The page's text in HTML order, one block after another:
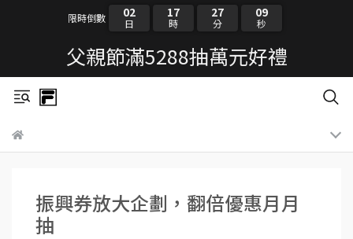
限時倒數 02
日
17
時
27
分
08
秒
父親節滿5288抽萬元好禮
振興券放大企劃，翻倍優惠月月
抽